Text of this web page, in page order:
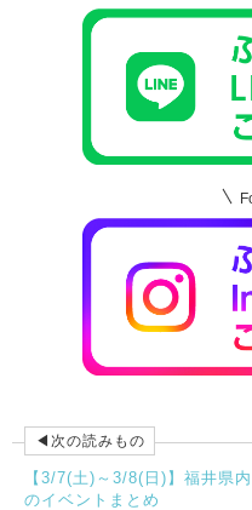
◀次の読みもの
【3/7(土)～3/8(日)】福井県内
のイベントまとめ